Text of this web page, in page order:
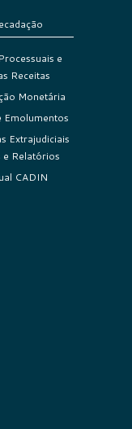
e
Receitas
Monetária
Emolumentos
Extrajudiciais
e Relatórios
CADIN